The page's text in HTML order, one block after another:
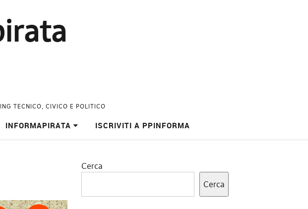
TECNICO, CIVICO E POLITICO
INFORMAPIRATA ISCRIVITI A PPINFORMA
Cerca
Cerca